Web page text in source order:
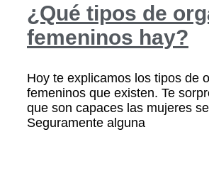
¿Qué tipos de
femeninos hay?
Hoy te explicamos los tipos de
femeninos que existen. Te
que son capaces las mujeres
Seguramente alguna